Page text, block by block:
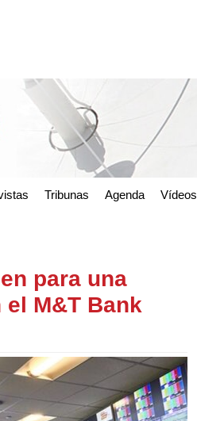
Tribunas Agenda Vídeos
para una
M&T Bank